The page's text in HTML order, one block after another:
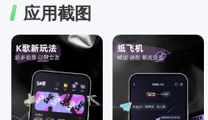
应用截图